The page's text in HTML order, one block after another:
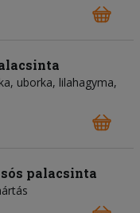
uborka, lilahagyma,
palacsinta